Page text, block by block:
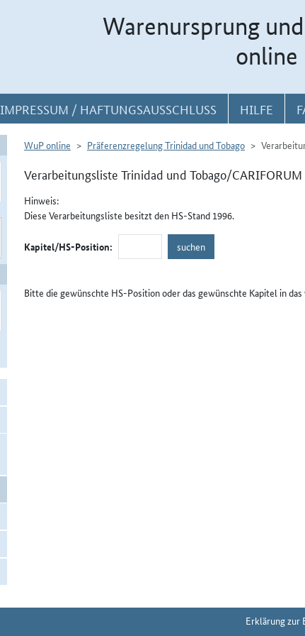
Warenursprung
online
IMPRESSUM / HAFTUNGSAUSSCHLUSS HILFE
WuP online Präferenzregelung Trinidad und Tobago
Verarbeitungsliste Trinidad und Tobago/
Hinweis:
Diese Verarbeitungsliste besitzt den HS-Stand 1996.
Kapitel/HS-Position:
Bitte die gewünschte HS-Position oder das gewünschte Kapitel in
Erklärung zur